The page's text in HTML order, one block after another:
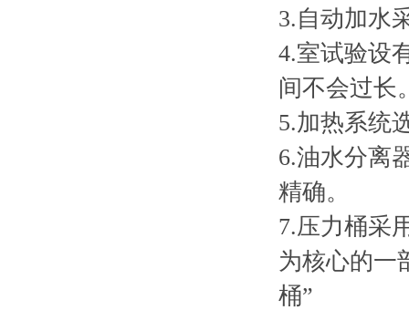
3.自动加水
4.室试验设
间不会过长
5.加热系统
6.油水分离
精确。
7.压力桶采
为核心的一
桶”